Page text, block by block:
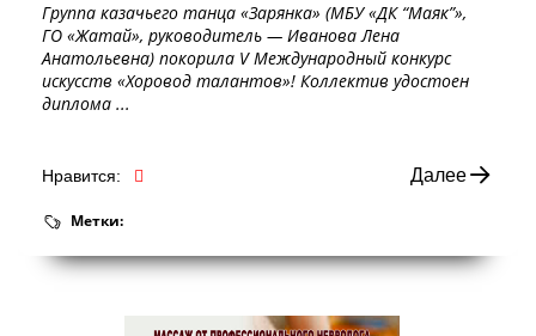
Группа казачьего танца «Зарянка» (МБУ «ДК “Маяк”»,
ГО «Жатай», руководитель — Иванова Лена
Анатольевна) покорила V Международный конкурс
искусств «Хоровод талантов»! Коллектив удостоен
диплома ...
Нравится: Далее
Метки: